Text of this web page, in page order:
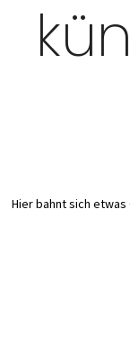
Hier bahnt sich